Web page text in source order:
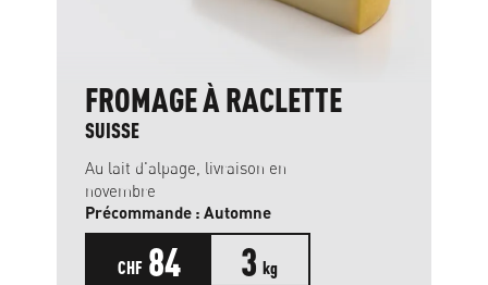
FROMAGE À RACLETTE
SUISSE
Au lait d'alpage, livraison en
novembre
Précommande : Automne
CHF 84 3 kg